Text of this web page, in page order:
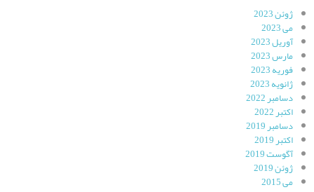
ژوئن 2023
می 2023
آوریل 2023
مارس 2023
فوریه 2023
ژانویه 2023
دسامبر 2022
اکتبر 2022
دسامبر 2019
اکتبر 2019
آگوست 2019
ژوئن 2019
می 2015